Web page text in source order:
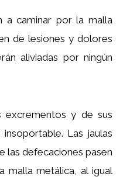
a caminar por la malla
de lesiones y dolores
aliviadas por ningún
excrementos y de sus
Las jaulas
las defecaciones pasen
malla metálica, al igual